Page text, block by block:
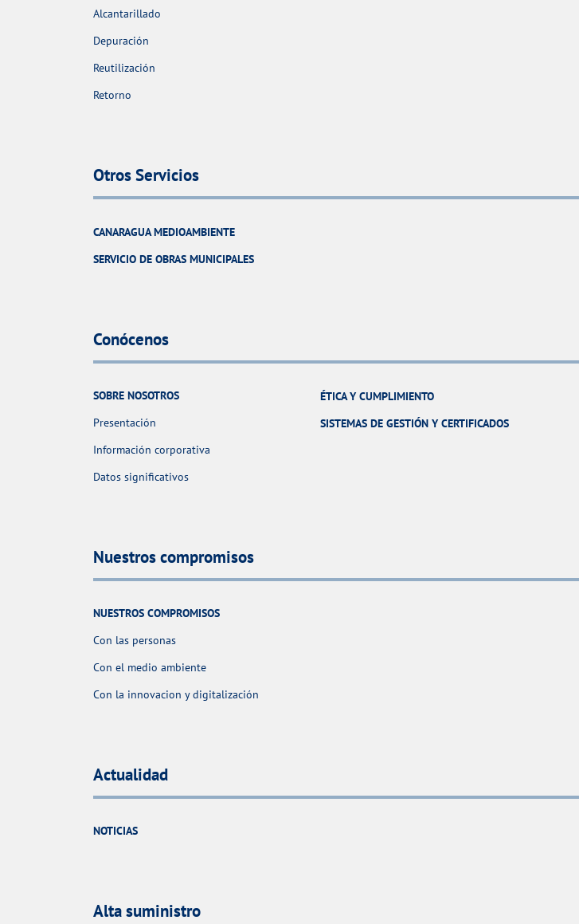
Alcantarillado
Depuración
Reutilización
Retorno
Otros Servicios
CANARAGUA MEDIOAMBIENTE
SERVICIO DE OBRAS MUNICIPALES
Conócenos
SOBRE NOSOTROS
Presentación
Información corporativa
Datos significativos
ÉTICA Y CUMPLIMIENTO
SISTEMAS DE GESTIÓN Y CERTIFICADOS
Nuestros compromisos
NUESTROS COMPROMISOS
Con las personas
Con el medio ambiente
Con la innovacion y digitalización
Actualidad
NOTICIAS
Alta suministro